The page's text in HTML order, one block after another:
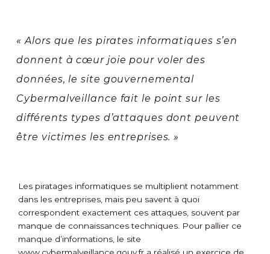
« Alors que les pirates informatiques s’en
donnent à cœur joie pour voler des
données, le site gouvernemental
Cybermalveillance fait le point sur les
différents types d’attaques dont peuvent
être victimes les entreprises. »
Les piratages informatiques se multiplient notamment
dans les entreprises, mais peu savent à quoi
correspondent exactement ces attaques, souvent par
manque de connaissances techniques. Pour pallier ce
manque d’informations, le site